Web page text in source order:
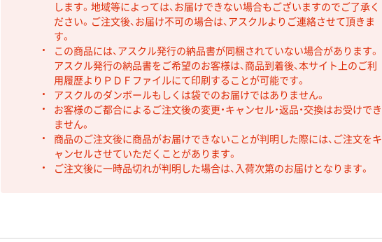
します。地域等によっては、お届けできない場合もございますのでご了承く
ださい。ご注文後、お届け不可の場合は、アスクルよりご連絡させて頂きま
す。
この商品には、アスクル発行の納品書が同梱されていない場合があります。
アスクル発行の納品書をご希望のお客様は、商品到着後、本サイト上のご利
用履歴よりＰＤＦファイルにて印刷することが可能です。
アスクルのダンボールもしくは袋でのお届けではありません。
お客様のご都合によるご注文後の変更・キャンセル・返品・交換はお受けでき
ません。
商品のご注文後に商品がお届けできないことが判明した際には、ご注文をキ
ャンセルさせていただくことがあります。
ご注文後に一時品切れが判明した場合は、入荷次第のお届けとなります。